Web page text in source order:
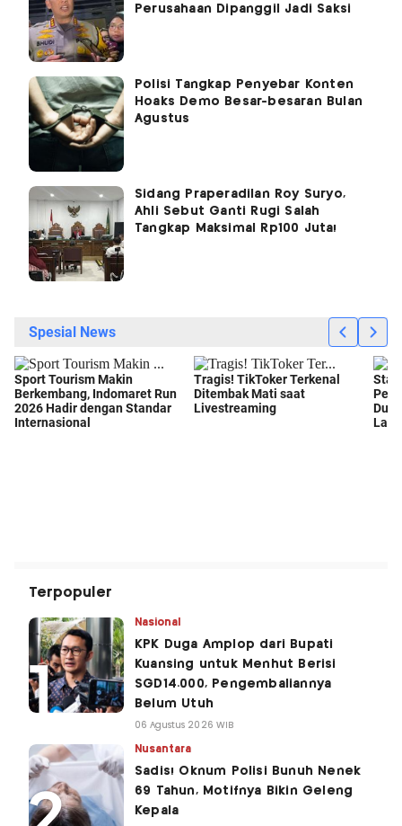
Perusahaan Dipanggil Jadi Saksi
Polisi Tangkap Penyebar Konten
Hoaks Demo Besar-besaran Bulan
Agustus
Sidang Praperadilan Roy Suryo,
Ahli Sebut Ganti Rugi Salah
Tangkap Maksimal Rp100 Juta!
Terpopuler
Nasional
KPK Duga Amplop dari Bupati
Kuansing untuk Menhut Berisi
SGD14.000, Pengembaliannya
Belum Utuh
06 Agustus 2026 WIB
Nusantara
Sadis! Oknum Polisi Bunuh Nenek
69 Tahun, Motifnya Bikin Geleng
Kepala